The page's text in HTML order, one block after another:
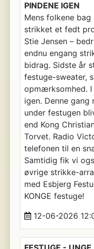
PINDENE IGEN
Mens folkene bag
strikket et fedt
Stie Jensen –
endnu engang
bidrag. Sidste år
festuge-sweater,
opmærksomhed.
igen. Denne
under festugen
end Kong
Torvet. Radio
telefonen til en
Samtidig fik vi
øvrige strikke-
med Esbjerg
KONGE festuge!
12-06-2026